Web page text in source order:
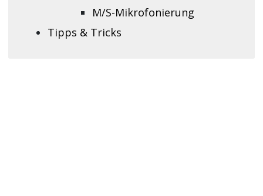
M/S-Mikrofonierung
Tipps & Tricks